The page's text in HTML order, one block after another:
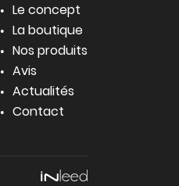
Le concept
La boutique
Nos produits
Avis
Actualités
Contact